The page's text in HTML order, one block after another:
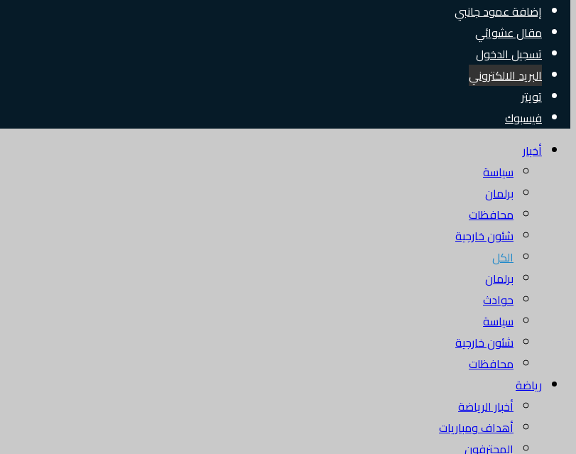
إضافة عمود جانبي
مقال عشوائي
تسجيل الدخول
البريد الالكتروني
تويتر
فيسبوك
أخبار
سياسة
برلمان
محافظات
شئون خارجية
الكل
برلمان
حوادث
سياسة
شئون خارجية
محافظات
رياضة
أخبار الرياضة
أهداف ومباريات
المحترفون